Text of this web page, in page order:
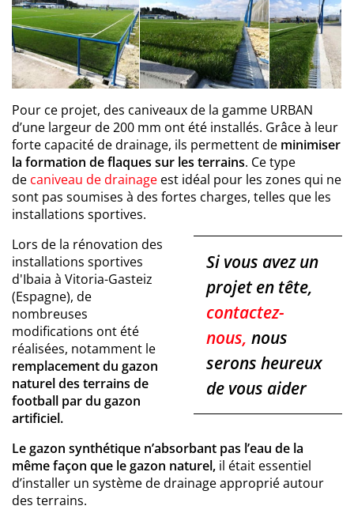
Pour ce projet, des caniveaux de la gamme URBAN
d’une largeur de 200 mm ont été installés. Grâce à leur
forte capacité de drainage, ils permettent de minimiser
la formation de flaques sur les terrains. Ce type
de caniveau de drainage est idéal pour les zones qui ne
sont pas soumises à des fortes charges, telles que les
installations sportives.
Si vous avez un
projet en tête,
contactez-
nous, nous
serons heureux
de vous aider
Lors de la rénovation des
installations sportives
d'Ibaia à Vitoria-Gasteiz
(Espagne), de
nombreuses
modifications ont été
réalisées, notamment le
remplacement du gazon
naturel des terrains de
football par du gazon
artificiel.
Le gazon synthétique n’absorbant pas l’eau de la
même façon que le gazon naturel, il était essentiel
d’installer un système de drainage approprié autour
des terrains.